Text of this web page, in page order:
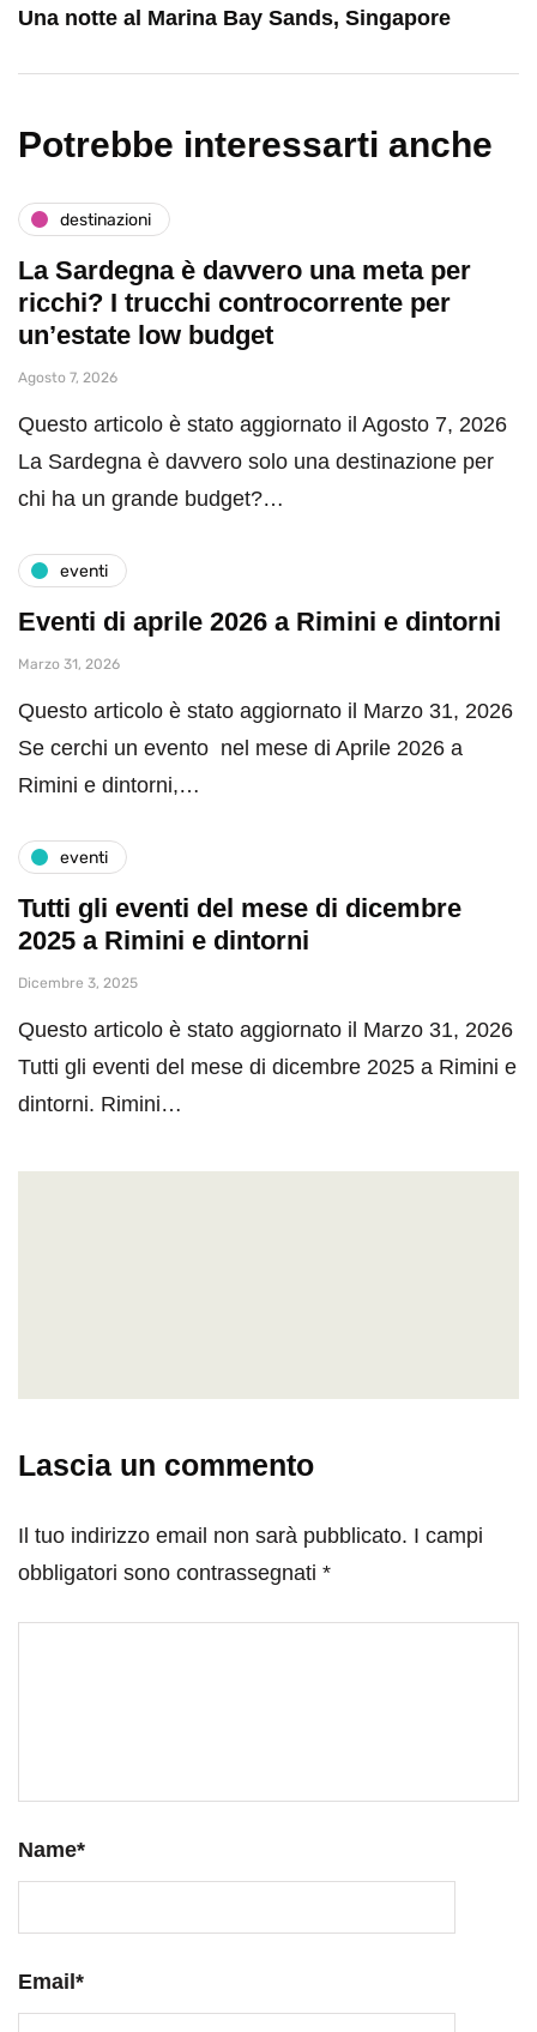
Una notte al Marina Bay Sands, Singapore
Potrebbe interessarti anche
destinazioni
La Sardegna è davvero una meta per
ricchi? I trucchi controcorrente per
un’estate low budget
Agosto 7, 2026
Questo articolo è stato aggiornato il Agosto 7, 2026
La Sardegna è davvero solo una destinazione per
chi ha un grande budget?…
eventi
Eventi di aprile 2026 a Rimini e dintorni
Marzo 31, 2026
Questo articolo è stato aggiornato il Marzo 31, 2026
Se cerchi un evento nel mese di Aprile 2026 a
Rimini e dintorni,…
eventi
Tutti gli eventi del mese di dicembre
2025 a Rimini e dintorni
Dicembre 3, 2025
Questo articolo è stato aggiornato il Marzo 31, 2026
Tutti gli eventi del mese di dicembre 2025 a Rimini e
dintorni. Rimini…
Lascia un commento
Il tuo indirizzo email non sarà pubblicato. I campi
obbligatori sono contrassegnati *
Name*
Email *